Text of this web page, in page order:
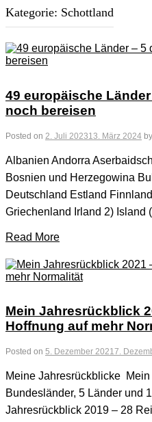
Kategorie: Schottland
49 europäische
noch bereisen
Posted on 2. Juli 202313. März 2024 by
Albanien Andorra
Bosnien und Herzegowina
Deutschland Estland
Griechenland Irland 2) Island
Read More
Mein Jahresrückblick
Hoffnung auf mehr
Posted on 5. Dezember 20217.
Meine Jahresrückblicke
Bundesländer, 5 Länder und
Jahresrückblick 2019 – 28